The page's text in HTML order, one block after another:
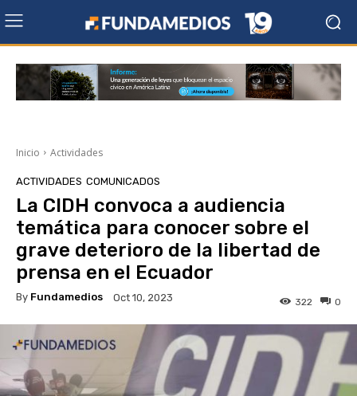
Inicio Actividades
ACTIVIDADES COMUNICADOS
La CIDH convoca a audiencia
temática para conocer sobre el
grave deterioro de la libertad de
prensa en el Ecuador
By Fundamedios Oct 10, 2023 0
322